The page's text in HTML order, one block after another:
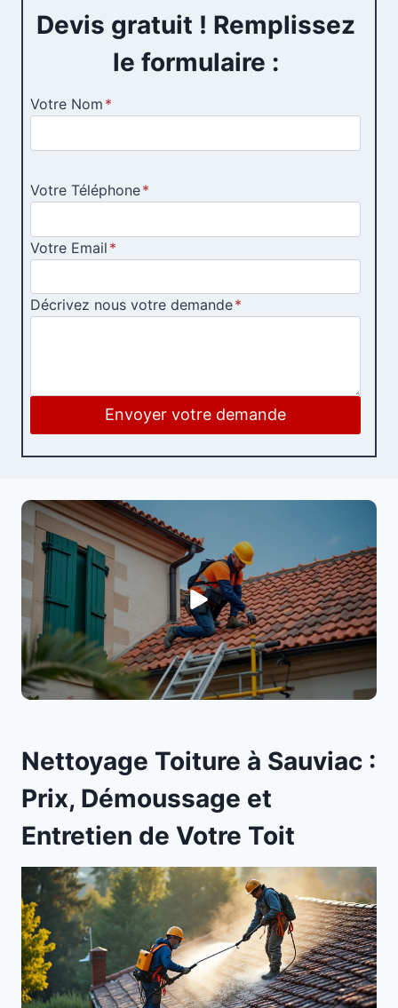
Devis gratuit ! Remplissez
le formulaire :
Votre Nom *
Votre Téléphone*
Votre Email *
Décrivez nous votre demande*
Envoyer votre demande
Nettoyage Toiture à Sauviac :
Prix, Démoussage et
Entretien de Votre Toit